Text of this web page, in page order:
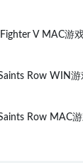
V MAC游
Row WIN
Row MAC